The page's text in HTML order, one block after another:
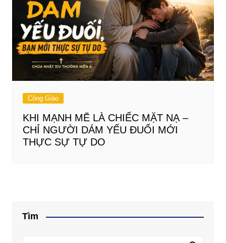
Công Giáo
KHI MẠNH MẼ LÀ CHIẾC MẶT NẠ –
CHỈ NGƯỜI DÁM YẾU ĐUỐI MỚI
THỰC SỰ TỰ DO
Tìm